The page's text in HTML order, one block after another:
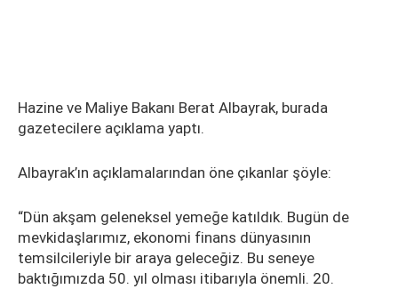
Hazine ve Maliye Bakanı Berat Albayrak, burada
gazetecilere açıklama yaptı.
Albayrak’ın açıklamalarından öne çıkanlar şöyle:
“Dün akşam geleneksel yemeğe katıldık. Bugün de
mevkidaşlarımız, ekonomi finans dünyasının
temsilcileriyle bir araya geleceğiz. Bu seneye
baktığımızda 50. yıl olması itibarıyla önemli. 20.